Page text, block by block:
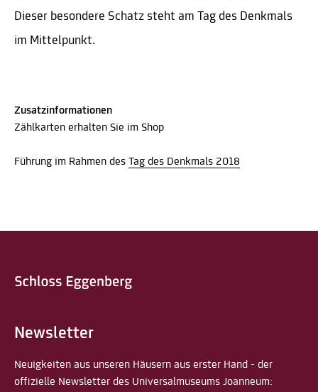
Dieser besondere Schatz steht am Tag des Denkmals
im Mittelpunkt.
Zusatzinformationen
Zählkarten erhalten Sie im Shop
Führung im Rahmen des Tag des Denkmals 2018
Newsletter
Neuigkeiten aus unseren Häusern aus erster Hand - der
offizielle Newsletter des Universalmuseums Joanneum: